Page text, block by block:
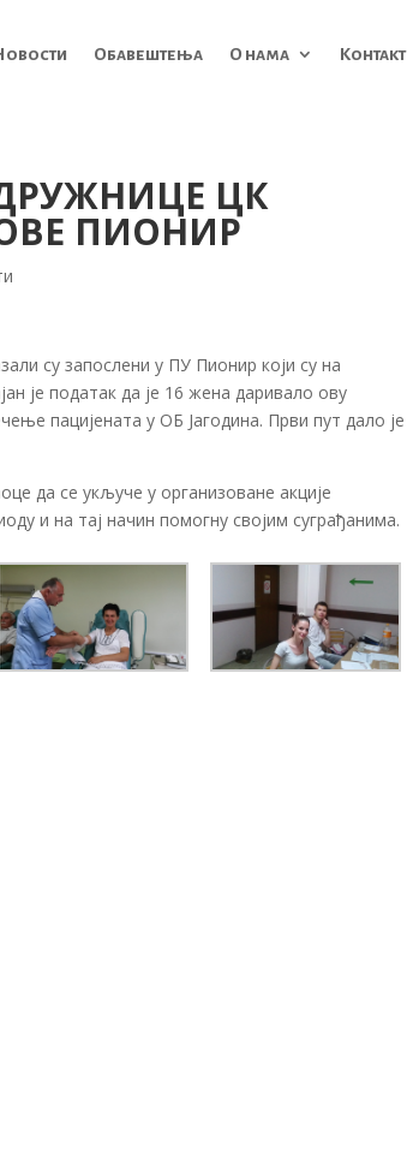
Обавештења О нама Контакт
ЦК
ПИОНИР
су запослени у ПУ Пионир који су на
је податак да је 16 жена даривало ову
пацијената у ОБ Јагодина. Први пут дало је
да се укључе у организоване акције
и на тај начин помогну својим суграђанима.